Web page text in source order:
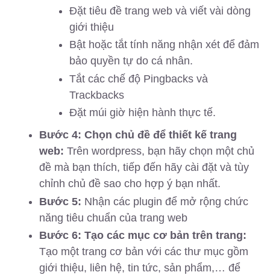
Đặt tiêu đề trang web và viết vài dòng
giới thiệu
Bật hoặc tắt tính năng nhận xét để đảm
bảo quyền tự do cá nhân.
Tắt các chế độ Pingbacks và
Trackbacks
Đặt múi giờ hiện hành thực tế.
Bước 4: Chọn chủ đề để thiết kế trang
web: Trên wordpress, bạn hãy chọn một chủ
đề mà bạn thích, tiếp đến hãy cài đặt và tùy
chỉnh chủ đề sao cho hợp ý bạn nhất.
Bước 5: Nhận các plugin để mở rộng chức
năng tiêu chuẩn của trang web
Bước 6: Tạo các mục cơ bản trên trang:
Tạo một trang cơ bản với các thư mục gồm
giới thiệu, liên hệ, tin tức, sản phẩm,… để